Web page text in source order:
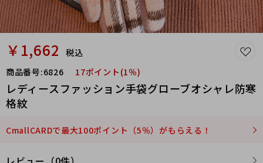
￥1,662
税込
商品番号:6826 17ポイント(1％)
レディースファッション手袋グローブオシャレ防寒
格紋
CmallCARDで最大100ポイント（5％）がもらえる！